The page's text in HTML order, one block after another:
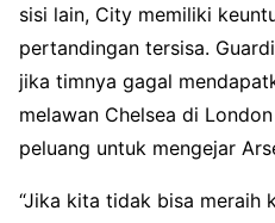
sisi lain, City memiliki
pertandingan tersisa.
jika timnya gagal
melawan Chelsea di
peluang untuk mengejar
“Jika kita tidak bisa meraih